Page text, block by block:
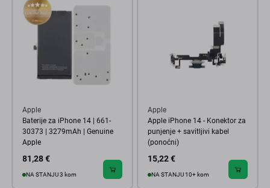
Apple
Baterije za iPhone 14 | 661-
30373 | 3279mAh | Genuine
Apple
81,28 €
NA STANJU 3 kom
Apple
Apple iPhone 14 - Konektor za
punjenje + savitljivi kabel
(ponoćni)
15,22 €
NA STANJU 10+ kom